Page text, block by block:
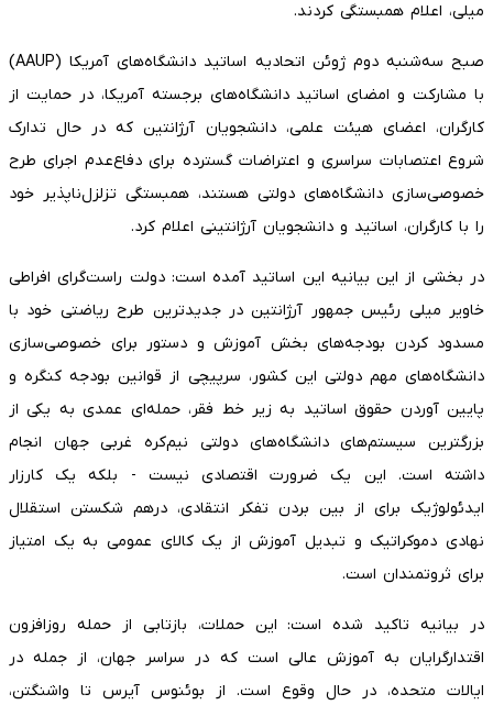
میلی، اعلام همبستگی کردند.
صبح سه‌شنبه دوم ژوئن اتحادیه اساتید دانشگاه‌های آمریکا (AAUP)
با مشارکت و امضای اساتید دانشگاه‌های برجسته آمریکا، در حمایت از
کارگران، اعضای هیئت علمی، دانشجویان آرژانتین که در حال تدارک
شروع اعتصابات سراسری و اعتراضات گسترده برای دفاع‌عدم اجرای طرح
خصوصی‌سازی دانشگاه‌های دولتی هستند، همبستگی تزلزل‌ناپذیر خود
را با کارگران، اساتید و دانشجویان آرژانتینی اعلام کرد.
در بخشی از این بیانیه این اساتید آمده است: دولت راست‌گرای افراطی
خاویر میلی رئیس جمهور آرژانتین در جدیدترین طرح ریاضتی خود با
مسدود کردن بودجه‌های بخش آموزش و دستور برای خصوصی‌سازی
دانشگاه‌های مهم دولتی این کشور، سرپیچی از قوانین بودجه کنگره و
پایین آوردن حقوق اساتید به زیر خط فقر، حمله‌ای عمدی به یکی از
بزرگترین سیستم‌های دانشگاه‌های دولتی نیم‌کره غربی جهان انجام
داشته است. این یک ضرورت اقتصادی نیست - بلکه یک کارزار
ایدئولوژیک برای از بین بردن تفکر انتقادی، درهم شکستن استقلال
نهادی دموکراتیک و تبدیل آموزش از یک کالای عمومی به یک امتیاز
برای ثروتمندان است.
در بیانیه تاکید شده است: این حملات، بازتابی از حمله روزافزون
اقتدارگرایان به آموزش عالی است که در سراسر جهان، از جمله در
ایالات متحده، در حال وقوع است. از بوئنوس آیرس تا واشنگتن،